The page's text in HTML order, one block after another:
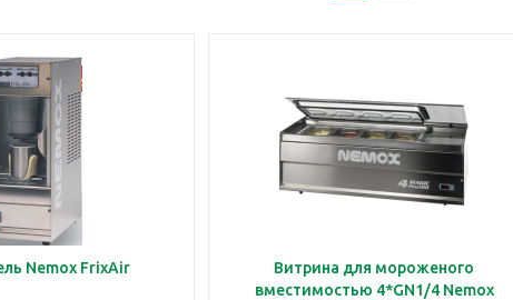
Взбиватель Nemox FrixAir
Витрина для мороженого
вместимостью 4*GN1/4 Nemox